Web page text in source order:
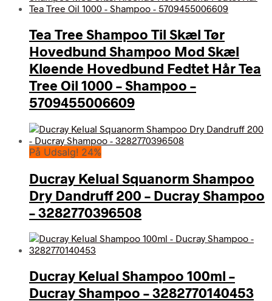
Tea Tree Shampoo Til Skæl Tør
Hovedbund Shampoo Mod Skæl
Kløende Hovedbund Fedtet Hår Tea
Tree Oil 1000 – Shampoo –
5709455006609
På Udsalg! 24%
Ducray Kelual Squanorm Shampoo
Dry Dandruff 200 – Ducray Shampoo
– 3282770396508
Ducray Kelual Shampoo 100ml –
Ducray Shampoo – 3282770140453